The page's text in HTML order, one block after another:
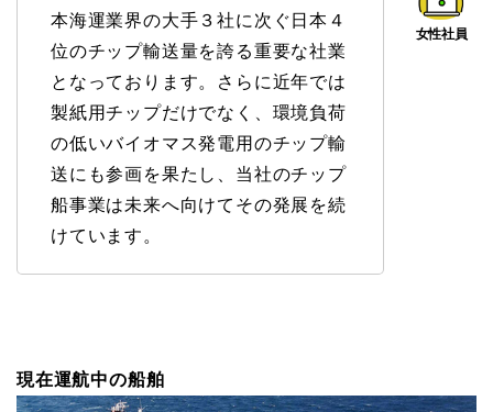
本海運業界の大手３社に次ぐ日本４
位のチップ輸送量を誇る重要な社業
となっております。さらに近年では
製紙用チップだけでなく、環境負荷
の低いバイオマス発電用のチップ輸
送にも参画を果たし、当社のチップ
船事業は未来へ向けてその発展を続
けています。
現在運航中の船舶